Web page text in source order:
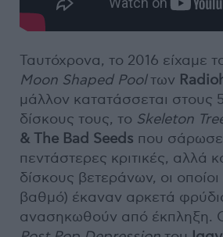
Ταυτόχρονα, το 2016 είχαμε
Moon Shaped Poolτων
μάλλον κατατάσσεται στους
δίσκους τους, το Skeleton
& The Bad Seeds που σάρωσε
πεντάστερες κριτικές, αλλά
δίσκους βετεράνων, οι
βαθμό) έκαναν αρκετά
ανασηκωθούν από έκπληξη.